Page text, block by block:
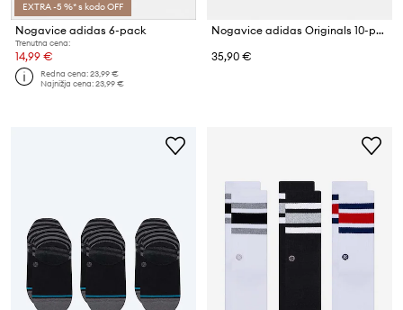
EXTRA -5 %* s kodo OFF
Nogavice adidas 6-pack
Trenutna cena:
14,99 €
Redna cena:23,99 €
Najnižja cena:23,99 €
Nogavice adidas Originals 10-pack
35,90 €